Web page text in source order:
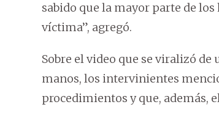
sabido que la mayor parte de
víctima”, agregó.
Sobre el video que se viralizó
manos, los intervinientes
procedimientos y que, además,